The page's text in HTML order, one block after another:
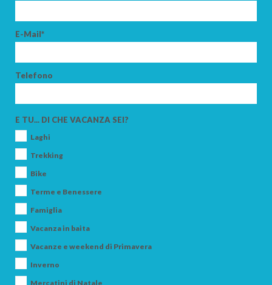
E-Mail*
Telefono
E TU... DI CHE VACANZA SEI?
Laghi
Trekking
Bike
Terme e Benessere
Famiglia
Vacanza in baita
Vacanze e weekend di Primavera
Inverno
Mercatini di Natale